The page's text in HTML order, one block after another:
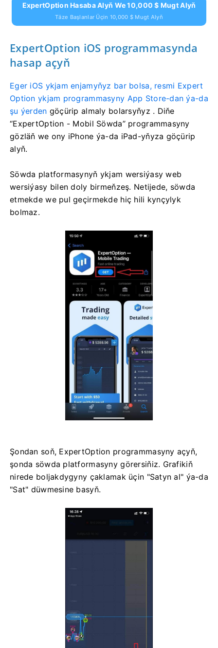
ExpertOption Hasaba Alyň We 10,000 $ Mugt Alyň
Täze Başlanlar Üçin 10,000 $ Mugt Alyň
ExpertOption iOS programmasynda
hasap açyň
Eger iOS ykjam enjamyňyz bar bolsa, resmi Expert
Option ykjam programmasyny App Store-dan ýa-da
şu ýerden göçürip almaly bolarsyňyz . Diňe
“ExpertOption - Mobil Söwda” programmasyny
gözläň we ony iPhone ýa-da iPad-yňyza göçürip
alyň.
Söwda platformasynyň ykjam wersiýasy web
wersiýasy bilen doly birmeňzeş. Netijede, söwda
etmekde we pul geçirmekde hiç hili kynçylyk
bolmaz.
Şondan soň, ExpertOption programmasyny açyň,
şonda söwda platformasyny görersiňiz. Grafikiň
nirede boljakdygyny çaklamak üçin "Satyn al" ýa-da
"Sat" düwmesine basyň.